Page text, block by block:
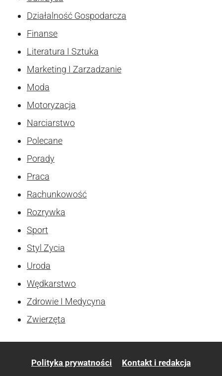
Działalność Gospodarcza
Finanse
Literatura I Sztuka
Marketing I Zarzadzanie
Moda
Motoryzacja
Narciarstwo
Polecane
Porady
Praca
Rachunkowość
Rozrywka
Sport
Styl Zycia
Uroda
Wędkarstwo
Zdrowie I Medycyna
Zwierzęta
Polityka prywatności Kontakt i redakcja